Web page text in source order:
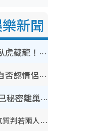
新聞
《愛回家》隱形富豪臥虎藏龍！盤點12位財氣逼人的有錢藝人：呢位靚女3億身家唔憂做
葉蒨文拍拖一周年親自否認情侶關係？！被質疑感情造假竟稱GM「普通同事」
30歲男藝人低調宣布已秘密離巢！人氣急跌變失蹤人口︰「這幾年過得並不容易」
簡淑兒染金毛剪短頭髮氣質判若兩人！嚇壞老公麥大力都認唔出：「你做咩事？」